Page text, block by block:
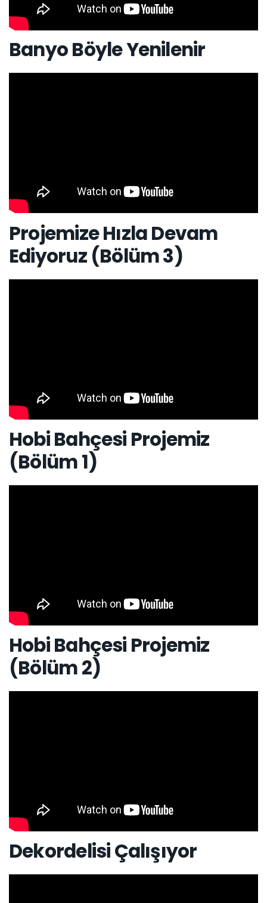
Banyo Böyle Yenilenir
Projemize Hızla Devam
Ediyoruz (Bölüm 3)
Hobi Bahçesi Projemiz
(Bölüm 1)
Hobi Bahçesi Projemiz
(Bölüm 2)
Dekordelisi Çalışıyor